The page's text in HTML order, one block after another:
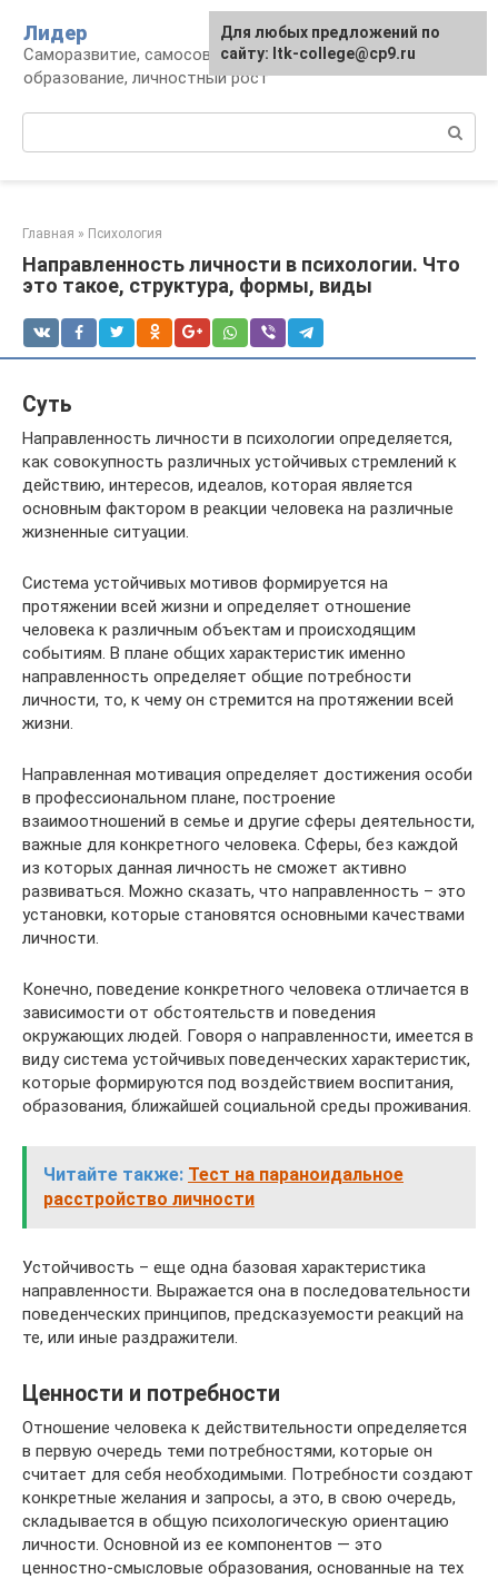
контенту
Лидер
Саморазвитие, самосовершенствование,
образование, личностный рост
Главная » Психология
Направленность личности в психологии. Что
это такое, структура, формы, виды
Суть
Направленность личности в психологии определяется,
как совокупность различных устойчивых стремлений к
действию, интересов, идеалов, которая является
основным фактором в реакции человека на различные
жизненные ситуации.
Система устойчивых мотивов формируется на
протяжении всей жизни и определяет отношение
человека к различным объектам и происходящим
событиям. В плане общих характеристик именно
направленность определяет общие потребности
личности, то, к чему он стремится на протяжении всей
жизни.
Направленная мотивация определяет достижения особи
в профессиональном плане, построение
взаимоотношений в семье и другие сферы деятельности,
важные для конкретного человека. Сферы, без каждой
из которых данная личность не сможет активно
развиваться. Можно сказать, что направленность – это
установки, которые становятся основными качествами
личности.
Конечно, поведение конкретного человека отличается в
зависимости от обстоятельств и поведения
окружающих людей. Говоря о направленности, имеется в
виду система устойчивых поведенческих характеристик,
которые формируются под воздействием воспитания,
образования, ближайшей социальной среды проживания.
Читайте также: Тест на параноидальное
расстройство личности
Устойчивость – еще одна базовая характеристика
направленности. Выражается она в последовательности
поведенческих принципов, предсказуемости реакций на
те, или иные раздражители.
Ценности и потребности
Отношение человека к действительности определяется
в первую очередь теми потребностями, которые он
считает для себя необходимыми. Потребности создают
конкретные желания и запросы, а это, в свою очередь,
складывается в общую психологическую ориентацию
личности. Основной из ее компонентов — это
ценностно-смысловые образования, основанные на тех
Для любых предложений по
сайту: ltk-college@cp9.ru